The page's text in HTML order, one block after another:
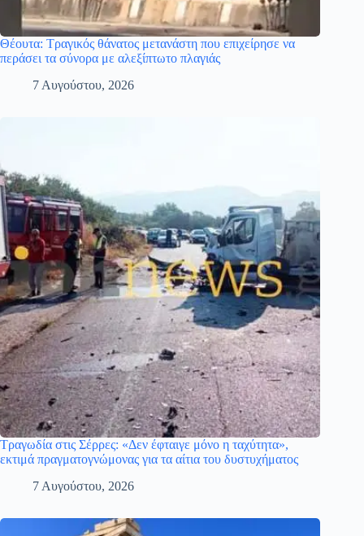
Θέουτα: Τραγικός θάνατος μετανάστη που επιχείρησε να
περάσει τα σύνορα με αλεξίπτωτο πλαγιάς
7 Αυγούστου, 2026
Τραγωδία στις Σέρρες: «Δεν έφταιγε μόνο η ταχύτητα»,
εκτιμά πραγματογνώμονας για τα αίτια του δυστυχήματος
7 Αυγούστου, 2026